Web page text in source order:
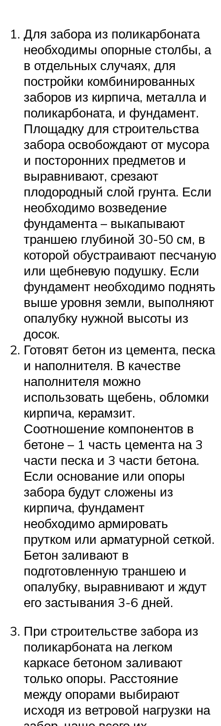
Для забора из поликарбоната
необходимы опорные столбы, а
в отдельных случаях, для
постройки комбинированных
заборов из кирпича, металла и
поликарбоната, и фундамент.
Площадку для строительства
забора освобождают от мусора
и посторонних предметов и
выравнивают, срезают
плодородный слой грунта. Если
необходимо возведение
фундамента – выкапывают
траншею глубиной 30-50 см, в
которой обустраивают песчаную
или щебневую подушку. Если
фундамент необходимо поднять
выше уровня земли, выполняют
опалубку нужной высоты из
досок.
Готовят бетон из цемента, песка
и наполнителя. В качестве
наполнителя можно
использовать щебень, обломки
кирпича, керамзит.
Соотношение компонентов в
бетоне – 1 часть цемента на 3
части песка и 3 части бетона.
Если основание или опоры
забора будут сложены из
кирпича, фундамент
необходимо армировать
прутком или арматурной сеткой.
Бетон заливают в
подготовленную траншею и
опалубку, выравнивают и ждут
его застывания 3-6 дней.
При строительстве забора из
поликарбоната на легком
каркасе бетоном заливают
только опоры. Расстояние
между опорами выбирают
исходя из ветровой нагрузки на